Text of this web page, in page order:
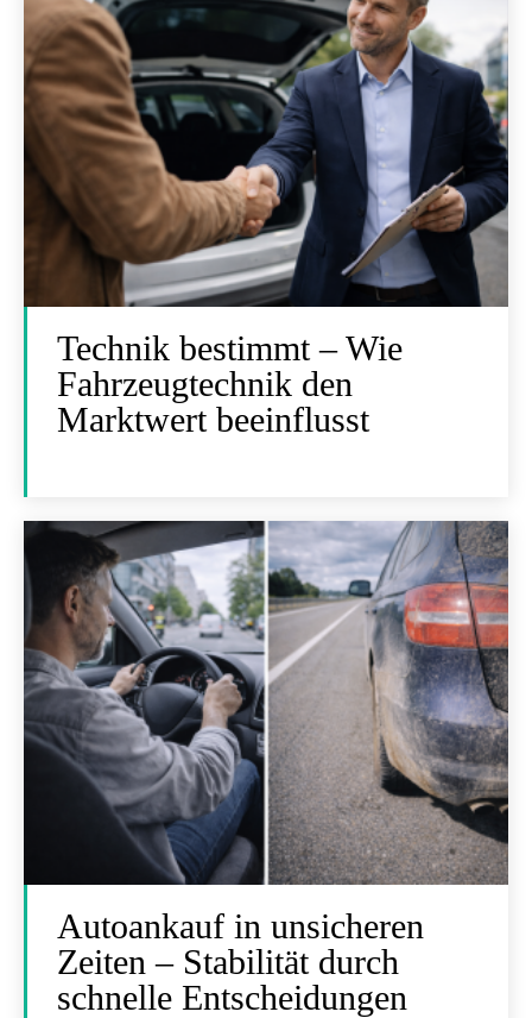
Technik bestimmt – Wie
Fahrzeugtechnik den
Marktwert beeinflusst
Autoankauf in unsicheren
Zeiten – Stabilität durch
schnelle Entscheidungen